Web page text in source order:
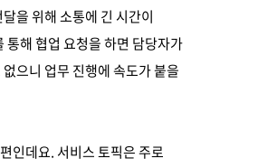
을 위해 소통에 긴 시간이
통해 협업 요청을 하면 담당자가
으니 업무 진행에 속도가 붙을
인데요. 서비스 토픽은 주로